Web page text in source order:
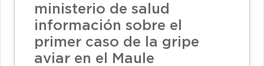
ministerio de salud
información sobre el
primer caso de la gripe
aviar en el Maule